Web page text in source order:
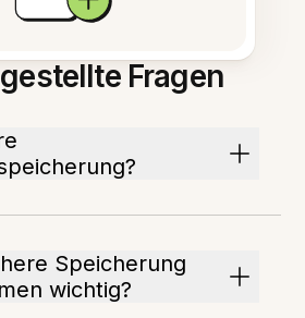
Fragen
Speicherung
wichtig?